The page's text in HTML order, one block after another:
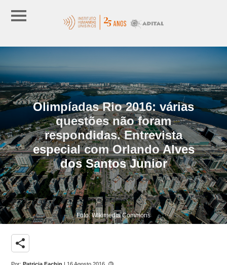
Olimpíadas Rio 2016: várias
questões não foram
respondidas. Entrevista
especial com Orlando Alves
dos Santos Junior
Foto: Wikimedia Commons
share
Por:Patricia Fachin | 16 Agosto 2016